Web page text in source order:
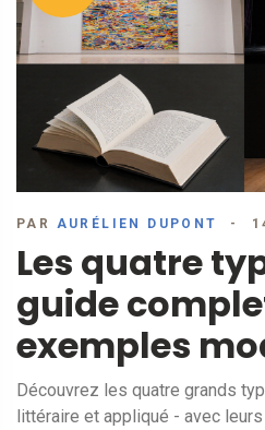
PAR AURÉLIEN DUPONT
Les quatre
guide
exemples
Découvrez les quatre grands
littéraire et appliqué - avec